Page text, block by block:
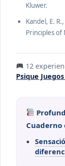
Kluwer.
Kandel, E.
Principles of
12
Psique
Cuaderno